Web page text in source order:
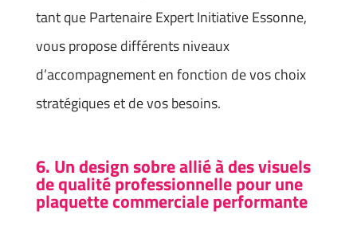
tant que Partenaire Expert Initiative Essonne,
vous propose différents niveaux
d’accompagnement en fonction de vos choix
stratégiques et de vos besoins.
6. Un design sobre allié à des visuels
de qualité professionnelle pour une
plaquette commerciale performante